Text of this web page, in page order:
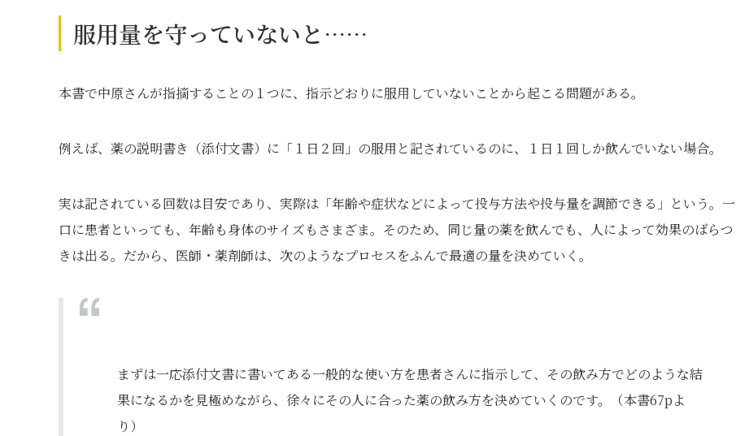
服用量を守っていないと……
本書で中原さんが指摘することの１つに、指示どおりに服用していないことから起こる問題がある。
例えば、薬の説明書き（添付文書）に「１日２回」の服用と記されているのに、１日１回しか飲んでいない場合。
実は記されている回数は目安であり、実際は「年齢や症状などによって投与方法や投与量を調節できる」という。一
口に患者といっても、年齢も身体のサイズもさまざま。そのため、同じ量の薬を飲んでも、人によって効果のばらつ
きは出る。だから、医師・薬剤師は、次のようなプロセスをふんで最適の量を決めていく。
まずは一応添付文書に書いてある一般的な使い方を患者さんに指示して、その飲み方でどのような結
果になるかを見極めながら、徐々にその人に合った薬の飲み方を決めていくのです。（本書67pよ
り）